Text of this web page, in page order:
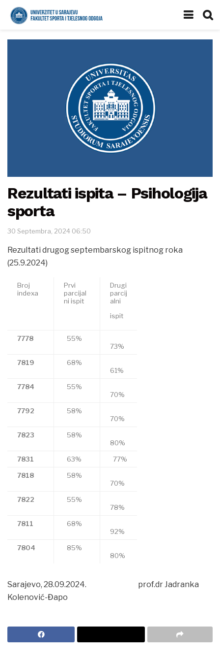
Rezultati ispita – Psihologija
sporta
30 Septembra, 2024 06:50
Rezultati drugog septembarskog ispitnog roka
(25.9.2024)
Broj
indexa
Prvi
parcijal
ni ispit
Drugi
parcij
alni
ispit
7778
55%
73%
7819
68%
61%
7784
55%
70%
7792
58%
70%
7823
58%
80%
7831 63% 77%
7818
58%
70%
7822
55%
78%
7811
68%
92%
7804
85%
80%
Sarajevo, 28.09.2024. prof.dr Jadranka
Kolenović-Đapo